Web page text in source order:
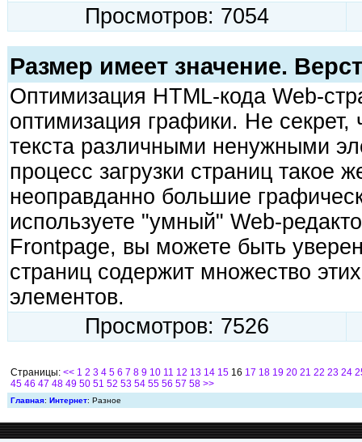
Просмотров: 7054
Размер имеет значение.
Оптимизация HTML-кода Web-
оптимизация графики. Не секрет,
текста различными ненужными
процесс загрузки страниц такое
неопрaвданно большие
используете "умный" Web-
Frontpage, вы можете быть
страниц содержит множество
элементов.
Просмотров: 7526
Страницы: << 1 2 3 4 5 6 7 8 9 10 11 12 13 14 1516 17 18 19 20 21 22 23 24
45 46 47 48 49 50 51 52 53 54 55 56 57 58 >>
Главная: Интернет: Разное